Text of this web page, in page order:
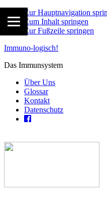
Zur Hauptnavigation
Zum Inhalt springen
Zur Fußzeile springen
Immuno-logisch!
Das Immunsystem
Über Uns
Glossar
Kontakt
Datenschutz